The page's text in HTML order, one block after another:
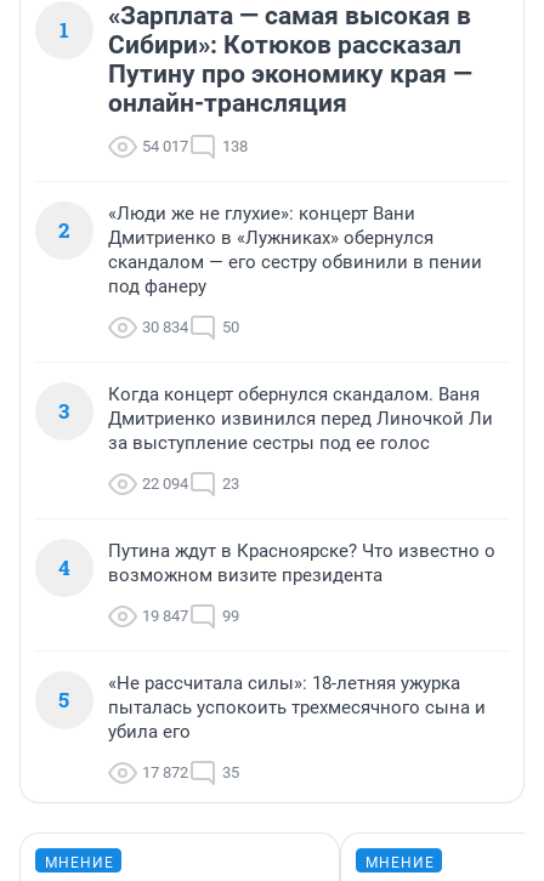
1
«Зарплата — самая высокая в
Сибири»: Котюков рассказал
Путину про экономику края —
онлайн-трансляция
54 017 138
2
«Люди же не глухие»: концерт Вани
Дмитриенко в «Лужниках» обернулся
скандалом — его сестру обвинили в пении
под фанеру
30 834 50
3
Когда концерт обернулся скандалом. Ваня
Дмитриенко извинился перед Линочкой Ли
за выступление сестры под ее голос
22 094 23
4
Путина ждут в Красноярске? Что известно о
возможном визите президента
19 847 99
5
«Не рассчитала силы»: 18-летняя ужурка
пыталась успокоить трехмесячного сына и
убила его
17 872 35
МНЕНИЕ МНЕНИЕ